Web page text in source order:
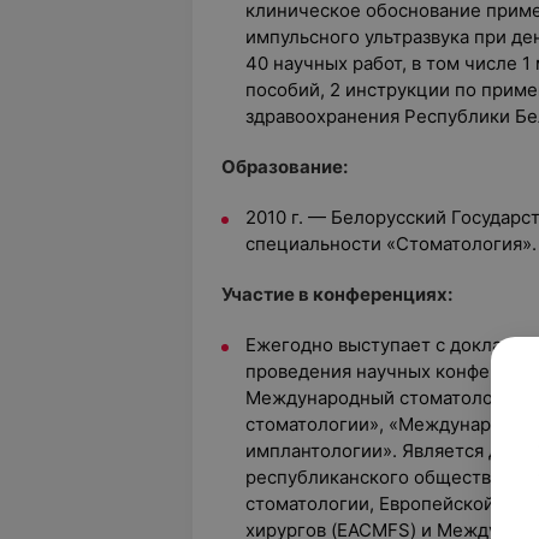
клиническое обоснование
импульсного ультразвука при
40 научных работ, в том числе
пособий, 2 инструкции по
здравоохранения Республики
Образование:
2010 г. — Белорусский
специальности «Стоматология».
Участие в конференциях:
Ежегодно выступает с
проведения научных
Международный
стоматологии»,
имплантологии». Является
республиканского
стоматологии, Европейской
хирургов (EACMFS) и